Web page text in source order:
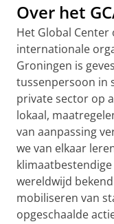
Over het
Het Global Center
internationale
Groningen is
tussenpersoon in
private sector op
lokaal,
van aanpassing
we van elkaar
wereldwijd
mobiliseren van
opgeschaalde